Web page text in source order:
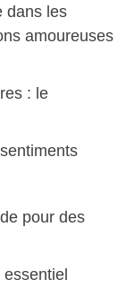
dans les
amoureuses
: le
pour des